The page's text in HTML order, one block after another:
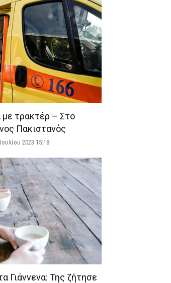
με τρακτέρ – Στο
Πακιστανός
2023 15:18
Γιάννενα: Της ζήτησε